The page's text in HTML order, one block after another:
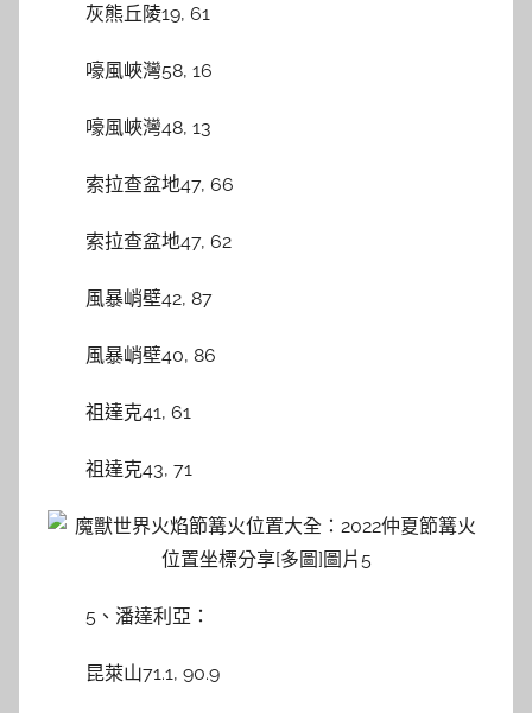
灰熊丘陵19, 61
嚎風峽灣58, 16
嚎風峽灣48, 13
索拉查盆地47, 66
索拉查盆地47, 62
風暴峭壁42, 87
風暴峭壁40, 86
祖達克41, 61
祖達克43, 71
5、潘達利亞：
昆萊山71.1, 90.9